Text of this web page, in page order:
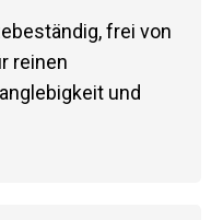
frei von
reinen
und